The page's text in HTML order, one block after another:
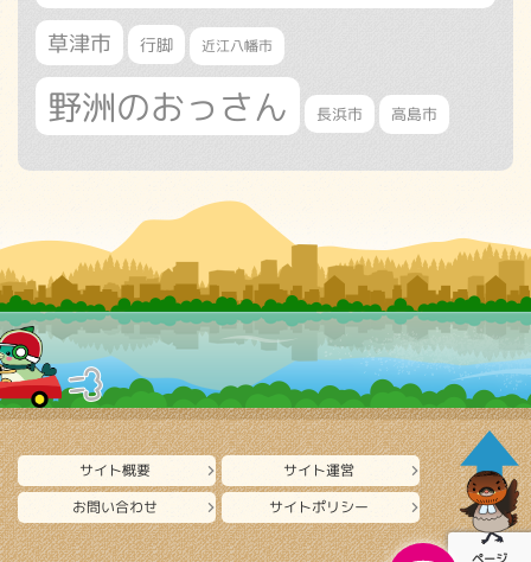
草津市 行脚 近江八幡市
野洲のおっさん 長浜市 高島市
サイト概要
サイト運営
お問い合わせ
サイトポリシー
ページ